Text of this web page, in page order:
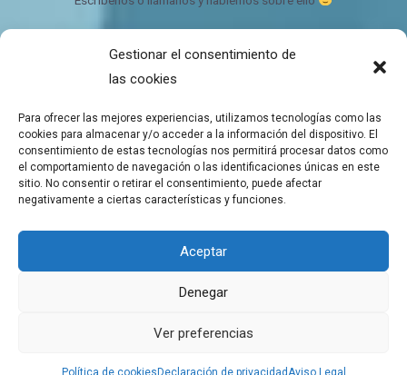
Gestionar el consentimiento de
las cookies
Para ofrecer las mejores experiencias, utilizamos tecnologías como las
cookies para almacenar y/o acceder a la información del dispositivo. El
consentimiento de estas tecnologías nos permitirá procesar datos como
el comportamiento de navegación o las identificaciones únicas en este
sitio. No consentir o retirar el consentimiento, puede afectar
negativamente a ciertas características y funciones.
Aceptar
Denegar
Ver preferencias
Política de cookies Declaración de privacidad Aviso Legal
Bálsamo de CBD Ecológico y orgánico
Quien somos
Mapa del sitio
Balsamos de CBD a domicilio
Aviso Legal
Política de cookies